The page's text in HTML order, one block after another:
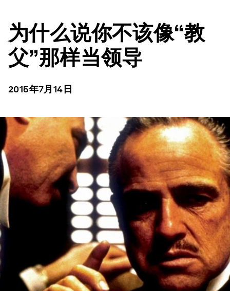
为什么说你不该像“教
父”那样当领导
2015年7月14日